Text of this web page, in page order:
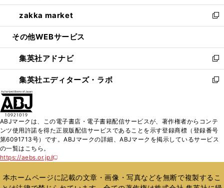
開
く
ウ
で
開
ン
ド
ウ
開
く
ウ
ィ
ン
ウ
で
開
く
し
い
ウ
ン
ド
ウ
で
zakka market
新
し
ウ
ィ
ン
ド
く
その他WEBサービス
集英社アドナビ
新
し
い
ド
ウ
で
集英社エディターズ・ラボ
新
ィ
ン
ド
開
ABJマークは、この電子書店・電子書籍配信サービスが、著作権者からコンテ
ンツ使用許諾を得た正規版配信サービスであることを示す登録商標（登録番号
第6091713号）です。ABJマークの詳細、ABJマークを掲示しているサービス
の一覧はこちら。
https://aebs.or.jp/
新
い
ウ
本ホームページに記載の文章・画像・写真などを無断で複製するこ